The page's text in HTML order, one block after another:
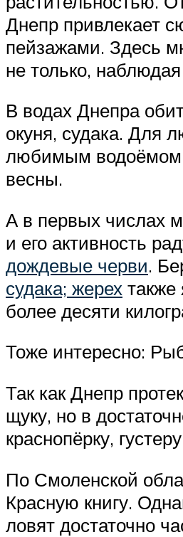
Днепр привлекает
пейзажами. Здесь
не только,
В водах Днепра
окуня, судака. Для
любимым водоёмом,
весны.
А в первых числах
и его активность
дождевые черви.
судака; жерех
более десяти
Тоже интересно:
Так как Днепр
щуку, но в
краснопёрку,
По Смоленской
Красную книгу.
ловят достаточно